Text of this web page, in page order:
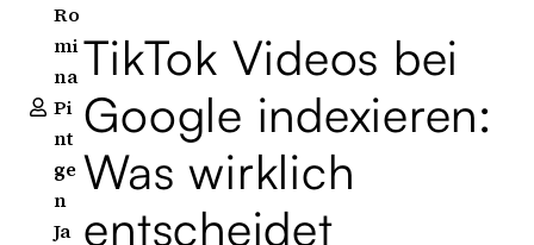
Ro
mi
na
Pi
nt
ge
n
Ja
TikTok Videos bei
Google indexieren:
Was wirklich
entscheidet